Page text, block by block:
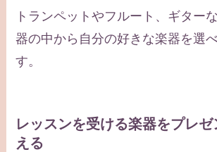
トランペットやフルート、ギター
器の中から自分の好きな楽器を選
す。
レッスンを受ける楽器をプレゼ
える